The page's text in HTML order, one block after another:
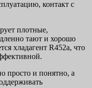
контакт с
плотные,
тают и хорошо
хладагент R452а, что
просто и понятно, а